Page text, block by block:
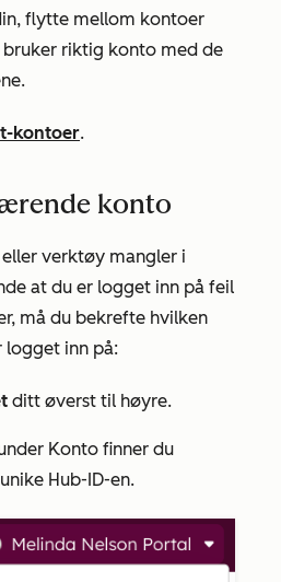
flytte mellom kontoer
bruker riktig konto med de
kontoer.
konto
verktøy mangler i
at du er logget inn på feil
må du bekrefte hvilken
logget inn på:
ditt øverst til høyre.
Konto finner du
Hub-ID-en.